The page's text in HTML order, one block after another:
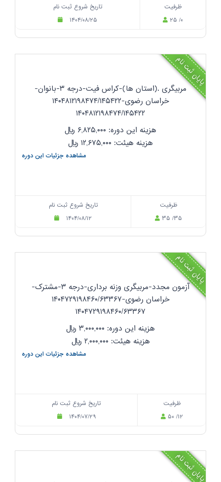
تاریخ شروع ثبت نام
۱۴۰۴/۰۸/۲۵
ظرفیت
۲۵ /۰
پایان ثبت نام
مربیگری .(استان ها)-کراس فیت-درجه ۳-بانوان-
خراسان رضوی-۱۴۰۴۸۱۲۱۹۸۴۷۴/۱۴۵۴۲۲
۱۴۰۴۸۱۲۱۹۸۴۷۴/۱۴۵۴۲۲
هزینه این دوره: ۶,۸۲۵,۰۰۰
ریال
هزینه هیئت: ۱۲,۶۷۵,۰۰۰
ریال
مشاهده جزئیات این دوره
تاریخ شروع ثبت نام
۱۴۰۴/۰۸/۱۲
ظرفیت
۳۵ /۳۵
پایان ثبت نام
آزمون مجدد-مربیگری وزنه برداری-درجه ۳-مشترک-
خراسان رضوی-۱۴۰۴۷۲۹۱۹۸۴۶۰/۶۳۳۶۷
۱۴۰۴۷۲۹۱۹۸۴۶۰/۶۳۳۶۷
هزینه این دوره: ۳,۰۰۰,۰۰۰
ریال
هزینه هیئت: ۲,۰۰۰,۰۰۰
ریال
مشاهده جزئیات این دوره
تاریخ شروع ثبت نام
۱۴۰۴/۰۷/۲۹
ظرفیت
۵۰ /۱۲
پایان ثبت نام